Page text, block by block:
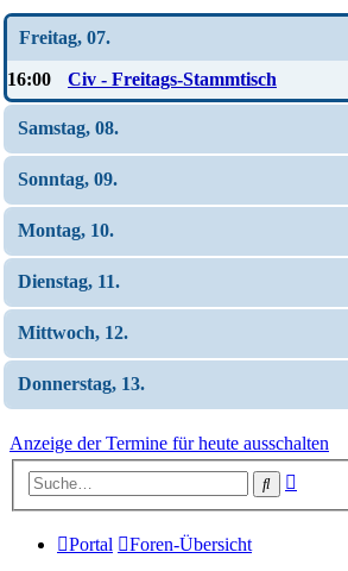
Freitag, 07.
16:00 Civ - Freitags-Stammtisch
Samstag, 08.
Sonntag, 09.
Montag, 10.
Dienstag, 11.
Mittwoch, 12.
Donnerstag, 13.
Anzeige der Termine für heute ausschalten
Suche
Portal Foren-Übersicht